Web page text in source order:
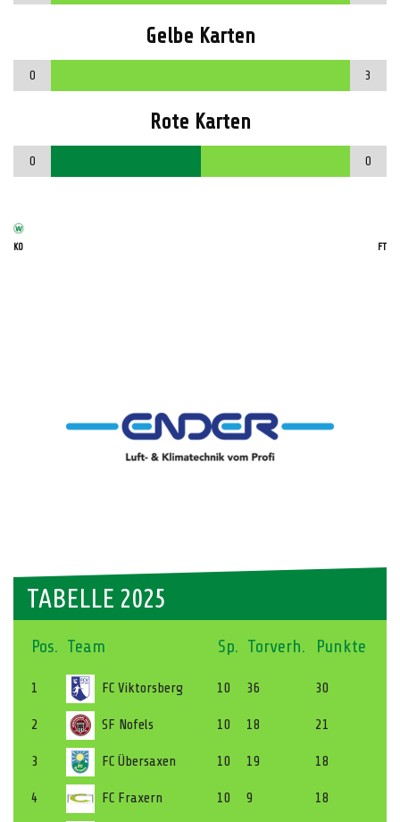
Gelbe Karten
0 3
Rote Karten
0 0
KO FT
TABELLE 2025
Pos. Team Sp. Torverh. Punkte
1 FC Viktorsberg 10 36 30
2 SF Nofels 10 18 21
3 FC Übersaxen 10 19 18
4 FC Fraxern 10 9 18